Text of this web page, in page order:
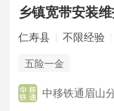
乡镇宽带安装
仁寿县 不限经验
五险一金
中移铁通眉山